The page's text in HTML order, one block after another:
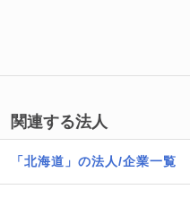
関連する法人
「北海道」の法人/企業一覧